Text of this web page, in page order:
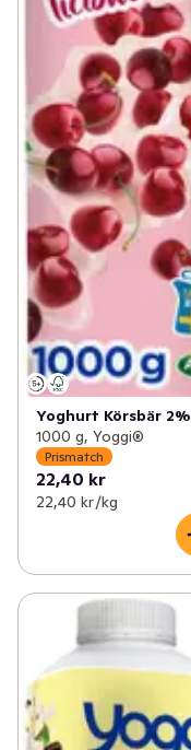
Yoghurt Körsbär 2%
1000 g, Yoggi®
Prismatch
22,40 kr
22,40 kr /kg